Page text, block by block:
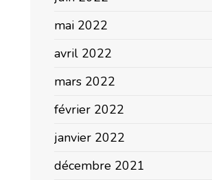
mai 2022
avril 2022
mars 2022
février 2022
janvier 2022
décembre 2021